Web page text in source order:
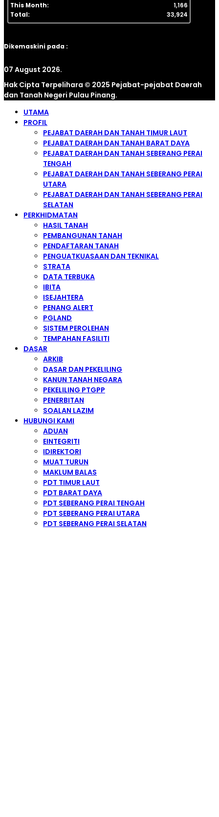
This Month:
1,166
Total:
33,924
Dikemaskini pada :
07 August 2026.
Hak Cipta Terpelihara © 2025 Pejabat-pejabat Daerah
dan Tanah Negeri Pulau Pinang.
UTAMA
PROFIL
PEJABAT DAERAH DAN TANAH TIMUR LAUT
PEJABAT DAERAH DAN TANAH BARAT DAYA
PEJABAT DAERAH DAN TANAH SEBERANG PERAI
TENGAH
PEJABAT DAERAH DAN TANAH SEBERANG PERAI
UTARA
PEJABAT DAERAH DAN TANAH SEBERANG PERAI
SELATAN
PERKHIDMATAN
HASIL TANAH
PEMBANGUNAN TANAH
PENDAFTARAN TANAH
PENGUATKUASAAN DAN TEKNIKAL
STRATA
DATA TERBUKA
IBITA
ISEJAHTERA
PENANG ALERT
PGLAND
SISTEM PEROLEHAN
TEMPAHAN FASILITI
DASAR
ARKIB
DASAR DAN PEKELILING
KANUN TANAH NEGARA
PEKELILING PTGPP
PENERBITAN
SOALAN LAZIM
HUBUNGI KAMI
ADUAN
EINTEGRITI
IDIREKTORI
MUAT TURUN
MAKLUM BALAS
PDT TIMUR LAUT
PDT BARAT DAYA
PDT SEBERANG PERAI TENGAH
PDT SEBERANG PERAI UTARA
PDT SEBERANG PERAI SELATAN